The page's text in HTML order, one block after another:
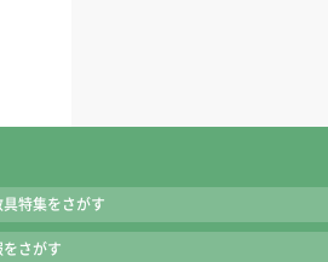
具特集をさがす
さがす